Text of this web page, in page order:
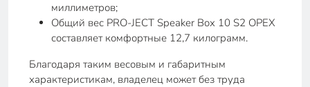
миллиметров;
Общий вес PRO-JECT Speaker Box 10 S2 ОРЕХ
составляет комфортные 12,7 килограмм.
Благодаря таким весовым и габаритным
характеристикам, владелец может без труда